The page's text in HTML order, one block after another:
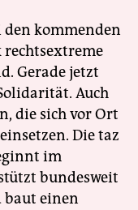
den kommenden
rechtsextreme
Gerade jetzt
Auch
die sich vor Ort
Die taz
im
bundesweit
baut einen